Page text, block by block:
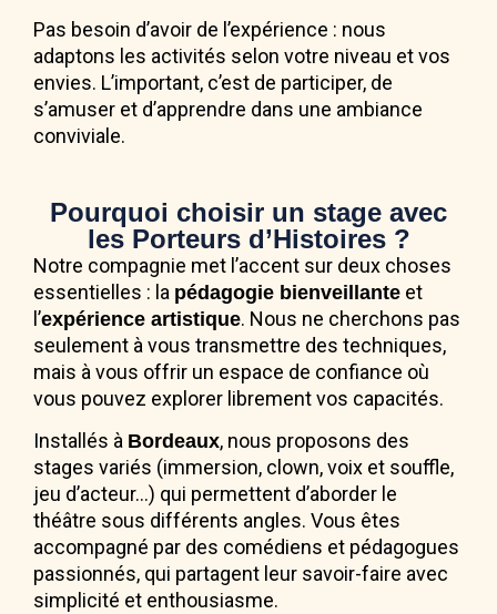
Pas besoin d’avoir de l’expérience : nous
adaptons les activités selon votre niveau et vos
envies. L’important, c’est de participer, de
s’amuser et d’apprendre dans une ambiance
conviviale.
Pourquoi choisir un stage avec
les Porteurs d’Histoires ?
Notre compagnie met l’accent sur deux choses
essentielles : la pédagogie bienveillante et
l’expérience artistique. Nous ne cherchons pas
seulement à vous transmettre des techniques,
mais à vous offrir un espace de confiance où
vous pouvez explorer librement vos capacités.
Installés à Bordeaux, nous proposons des
stages variés (immersion, clown, voix et souffle,
jeu d’acteur…) qui permettent d’aborder le
théâtre sous différents angles. Vous êtes
accompagné par des comédiens et pédagogues
passionnés, qui partagent leur savoir-faire avec
simplicité et enthousiasme.